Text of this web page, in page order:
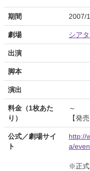
期間 2007/
劇場 シア
出演
脚本
演出
料金（1枚あた
り）
～
【発
公式／劇場サイ
ト
http://
a/
※正式